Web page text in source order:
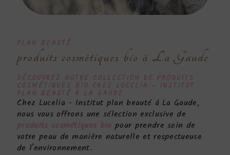
PLAN BEAUTÉ
produits cosmétiques bio à La Gaude
DÉCOUVREZ NOTRE COLLECTION DE PRODUITS
COSMÉTIQUES BIO CHEZ LUCELIA - INSTITUT
PLAN BEAUTÉ À LA GAUDE
Chez Lucelia - Institut plan beauté à La Gaude,
nous vous offrons une sélection exclusive de
produits cosmétiques bio pour prendre soin de
votre peau de manière naturelle et respectueuse
de l'environnement.